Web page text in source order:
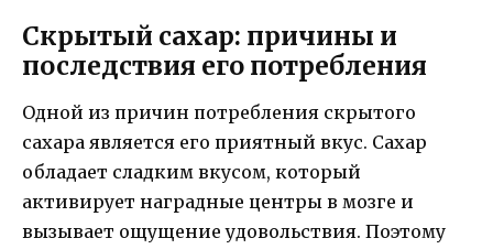
Скрытый сахар: причины и
последствия его потребления
Одной из причин потребления скрытого
сахара является его приятный вкус. Сахар
обладает сладким вкусом, который
активирует наградные центры в мозге и
вызывает ощущение удовольствия. Поэтому